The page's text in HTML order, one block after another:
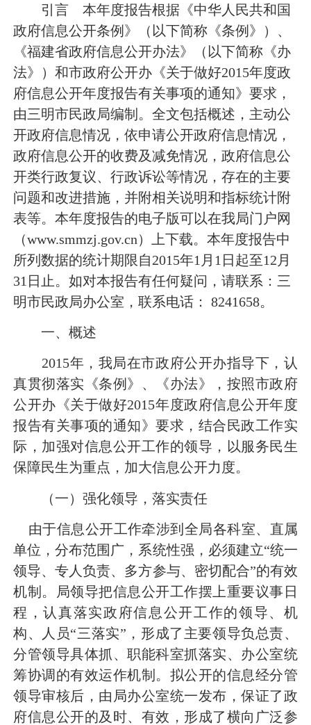
引言 本年度报告根据《中华人民共和国
政府信息公开条例》（以下简称《条例》）、
《福建省政府信息公开办法》（以下简称《办
法》）和市政府公开办《关于做好2015年度政
府信息公开年度报告有关事项的通知》要求，
由三明市民政局编制。全文包括概述，主动公
开政府信息情况，依申请公开政府信息情况，
政府信息公开的收费及减免情况，政府信息公
开类行政复议、行政诉讼等情况，存在的主要
问题和改进措施，并附相关说明和指标统计附
表等。本年度报告的电子版可以在我局门户网
（www.smmzj.gov.cn）上下载。本年度报告中
所列数据的统计期限自2015年1月1日起至12月
31日止。如对本报告有任何疑问，请联系：三
明市民政局办公室，联系电话： 8241658。
一、概述
2015年，我局在市政府公开办指导下，认
真贯彻落实《条例》、《办法》，按照市政府
公开办《关于做好2015年度政府信息公开年度
报告有关事项的通知》要求，结合民政工作实
际，加强对信息公开工作的领导，以服务民生
保障民生为重点，加大信息公开力度。
（一）强化领导，落实责任
由于信息公开工作牵涉到全局各科室、直属
单位，分布范围广，系统性强，必须建立“统一
领导、专人负责、多方参与、密切配合”的有效
机制。局领导把信息公开工作摆上重要议事日
程，认真落实政府信息公开工作的领导、机
构、人员“三落实”，形成了主要领导负总责、
分管领导具体抓、职能科室抓落实、办公室统
筹协调的有效运作机制。拟公开的信息经分管
领导审核后，由局办公室统一发布，保证了政
府信息公开的及时、有效， 形成了横向广泛参